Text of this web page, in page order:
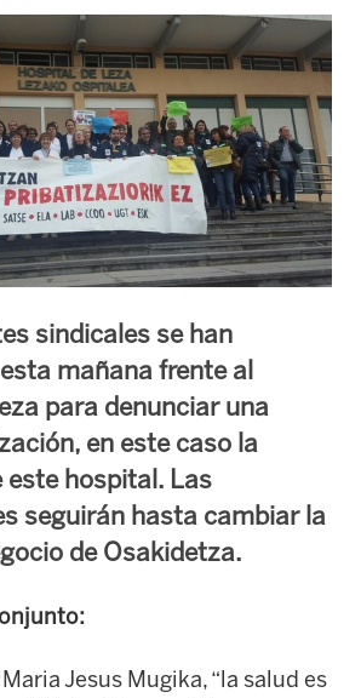
sindicales se han
mañana frente al
para denunciar una
en este caso la
este hospital. Las
seguirán hasta cambiar la
de Osakidetza.
Jesus Mugika, “la salud es